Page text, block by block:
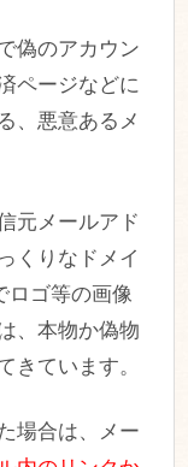
偽のアカウン
ページなどに
、悪意あるメ
元メールアド
くりなドメイ
ロゴ等の画像
、本物か偽物
きています。
場合は、メー